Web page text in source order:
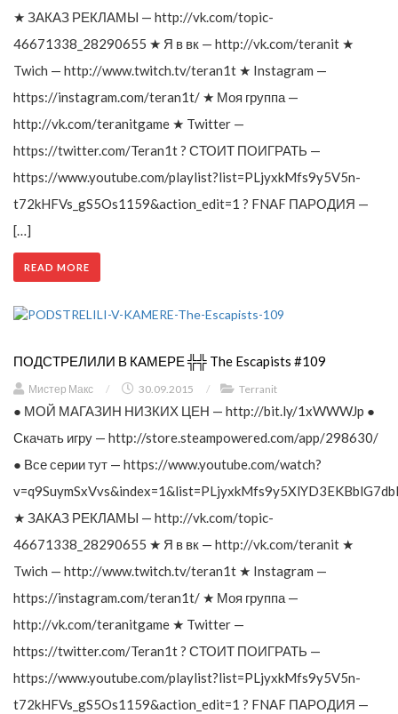
★ ЗАКАЗ РЕКЛАМЫ — http://vk.com/topic-
46671338_28290655 ★ Я в вк — http://vk.com/teranit ★
Twich — http://www.twitch.tv/teran1t ★ Instagram —
https://instagram.com/teran1t/ ★ Моя группа —
http://vk.com/teranitgame ★ Twitter —
https://twitter.com/Teran1t ? СТОИТ ПОИГРАТЬ —
https://www.youtube.com/playlist?list=PLjyxkMfs9y5V5n-
t72kHFVs_gS5Os1159&action_edit=1 ? FNAF ПАРОДИЯ —
[…]
READ MORE
ПОДСТРЕЛИЛИ В КАМЕРЕ ╬╬ The Escapists #109
Мистер Макс / 30.09.2015 / Terranit
● МОЙ МАГАЗИН НИЗКИХ ЦЕН — http://bit.ly/1xWWWJp ●
Скачать игру — http://store.steampowered.com/app/298630/
● Все серии тут — https://www.youtube.com/watch?
★ ЗАКАЗ РЕКЛАМЫ — http://vk.com/topic-
46671338_28290655 ★ Я в вк — http://vk.com/teranit ★
Twich — http://www.twitch.tv/teran1t ★ Instagram —
https://instagram.com/teran1t/ ★ Моя группа —
http://vk.com/teranitgame ★ Twitter —
https://twitter.com/Teran1t ? СТОИТ ПОИГРАТЬ —
https://www.youtube.com/playlist?list=PLjyxkMfs9y5V5n-
t72kHFVs_gS5Os1159&action_edit=1 ? FNAF ПАРОДИЯ —